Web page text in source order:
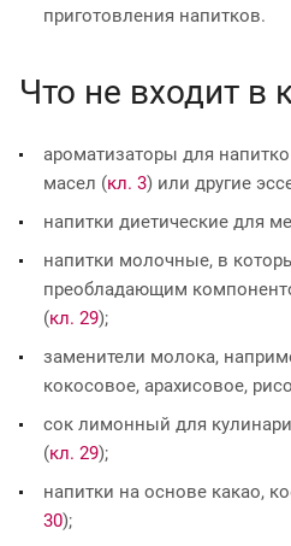
приготовления напитков.
Что не входит в
ароматизаторы для
масел (кл. 3) или другие
напитки диетические для
напитки молочные, в
преобладающим
(кл. 29);
заменители молока,
кокосовое, арахисовое,
сок лимонный для
(кл. 29);
напитки на основе какао,
30);